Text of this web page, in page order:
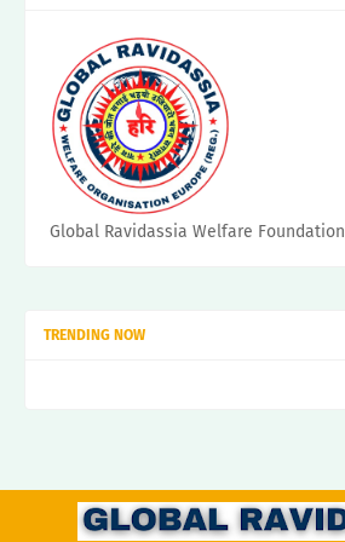
Global Ravidassia Welfare Foundation
TRENDING NOW